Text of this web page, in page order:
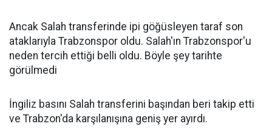
Ancak Salah transferinde ipi göğüsleyen taraf son
ataklarıyla Trabzonspor oldu. Salah'ın Trabzonspor'u
neden tercih ettiği belli oldu. Böyle şey tarihte
görülmedi
İngiliz basını Salah transferini başından beri takip etti
ve Trabzon'da karşılanışına geniş yer ayırdı.